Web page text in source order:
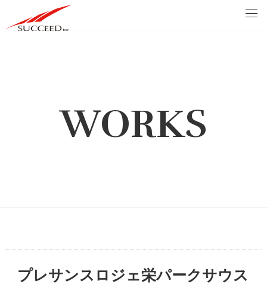
WORKS
プレサンスロジェ栄パークサウス